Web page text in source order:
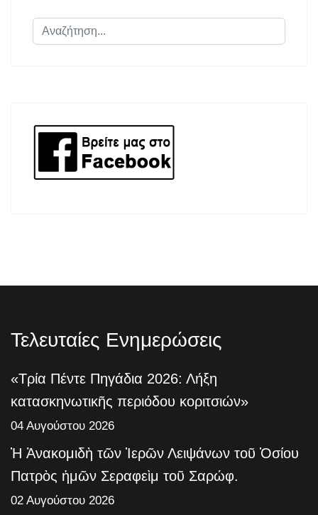
Αναζήτηση...
Τελευταίες Ενημερώσεις
«Τρία Πέντε Πηγάδια 2026: Λήξη
κατασκηνωτικῆς περιόδου κοριτσιών»
04 Αυγούστου 2026
Ἡ Ἀνακομιδὴ τῶν Ἱερῶν Λειψάνων τοῦ Ὁσίου
Πατρὸς ἡμῶν Σεραφεὶμ τοῦ Σαρώφ.
02 Αυγούστου 2026